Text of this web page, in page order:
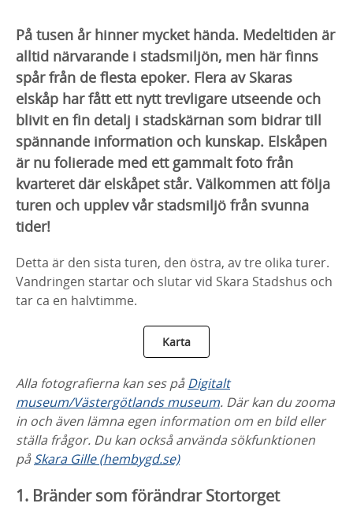
På tusen år hinner mycket hända. Medeltiden är
alltid närvarande i stadsmiljön, men här finns
spår från de flesta epoker. Flera av Skaras
elskåp har fått ett nytt trevligare utseende och
blivit en fin detalj i stadskärnan som bidrar till
spännande information och kunskap. Elskåpen
är nu folierade med ett gammalt foto från
kvarteret där elskåpet står. Välkommen att följa
turen och upplev vår stadsmiljö från svunna
tider!
Detta är den sista turen, den östra, av tre olika turer.
Vandringen startar och slutar vid Skara Stadshus och
tar ca en halvtimme.
Karta
Alla fotografierna kan ses påDigitalt
museum/Västergötlands museum. Där kan du zooma
in och även lämna egen information om en bild eller
ställa frågor. Du kan också använda sökfunktionen
påSkara Gille (hembygd.se)
1. Bränder som förändrar Stortorget